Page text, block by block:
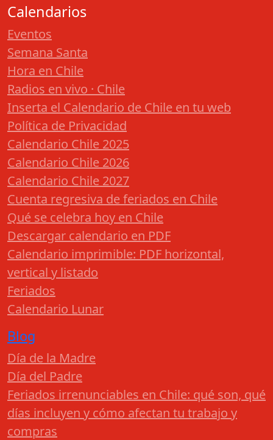
Calendarios
Eventos
Semana Santa
Hora en Chile
Radios en vivo · Chile
Inserta el Calendario de Chile en tu web
Política de Privacidad
Calendario Chile 2025
Calendario Chile 2026
Calendario Chile 2027
Cuenta regresiva de feriados en Chile
Qué se celebra hoy en Chile
Descargar calendario en PDF
Calendario imprimible: PDF horizontal,
vertical y listado
Feriados
Calendario Lunar
Blog
Día de la Madre
Día del Padre
Feriados irrenunciables en Chile: qué son, qué
días incluyen y cómo afectan tu trabajo y
compras